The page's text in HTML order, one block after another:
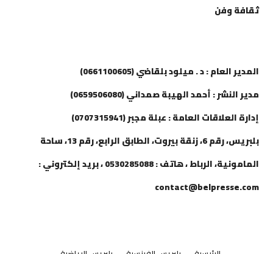
ثقافة وفن
المدير العام : د . ميلود بلقاضي (0661100605)
مدير النشر : أحمد الهيبة صمداني (0659506080)
إدارة العلاقات العامة : عبلة مجبر (0707315941)
بلبريس، رقم 6، زنقة بيروت، الطابق الرابع، رقم 13، ساحة
المامونية، الرباط ، هاتف : 0530285088 ، بريد إلكتروني :
contact@belpresse.com